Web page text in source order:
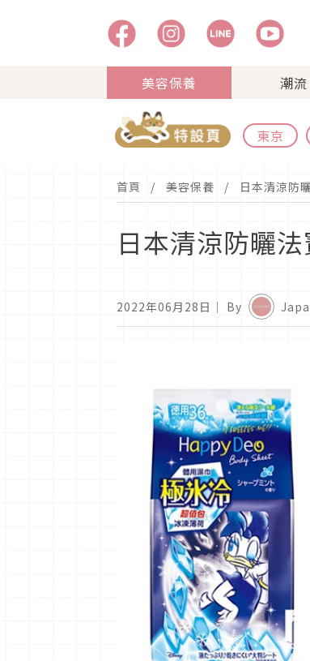
美容保養 潮流
東京
首頁 美容保養 日本清涼防
日本清涼防曬
2022年06月28日 ｜ By